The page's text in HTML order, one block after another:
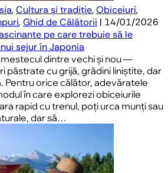
,Cultura și tradiție,Obiceiuri,
,Ghid de Călătorii | 14/01/2026
pe care trebuie să le
sejur în Japonia
dintre vechi și nou —
păstrate cu grijă, grădini liniștite, dar
Pentru orice călător, adevăratele
în care explorezi obiceiurile
rapid cu trenul, poți urca munți sau
dar să…